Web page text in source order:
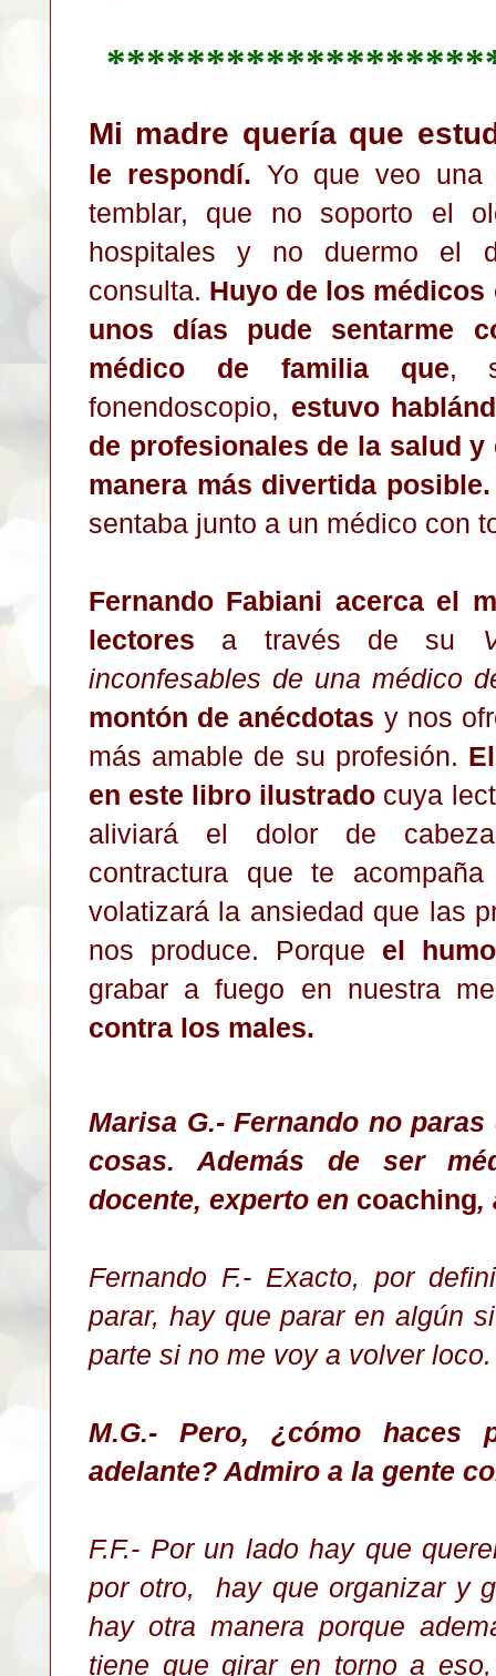
Mi madre quería que
le respondí. Yo que veo una
temblar, que no soporto el
hospitales y no duermo el
consulta. Huyo de los
unos días pude sentarme
médico de familia que,
fonendoscopio, estuvo
de profesionales de la salud
manera más divertida posible.
sentaba junto a un médico con
Fernando Fabiani acerca el
lectores a través de su
inconfesables de una médico
montón de anécdotas y nos
más amable de su profesión.
en este libro ilustrado cuya
aliviará el dolor de
contractura que te
volatizará la ansiedad que las
nos produce. Porque el
grabar afuego en nuestra
contra los males.
Marisa G.- Fernando no
cosas. Además de ser
docente, experto en coaching,
Fernando F.- Exacto, por
parar, hay que parar en algún
parte si no me voy a volver loco.
M.G.- Pero, ¿cómo haces
adelante? Admiro a la gente
F.F.- Por un lado hay que
por otro, hay que organizar y
hay otra manera porque
tiene que girar en torno a